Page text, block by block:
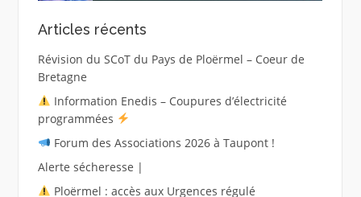
Articles récents
Révision du SCoT du Pays de Ploërmel – Coeur de
Bretagne
Information Enedis – Coupures d’électricité
programmées
Forum des Associations 2026 à Taupont !
Alerte sécheresse |
Ploërmel : accès aux Urgences régulé